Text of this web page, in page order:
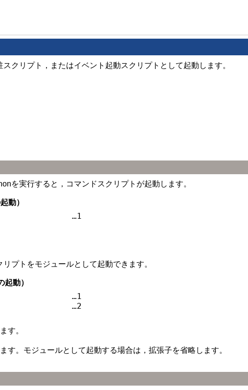
クリプト，またはイベント起動スクリプトとして起動します。
を実行すると，コマンドスクリプトが起動します。
動）
…1
プトをモジュールとして起動できます。
動）
…1
…2
す。
す。モジュールとして起動する場合は，拡張子を省略します。